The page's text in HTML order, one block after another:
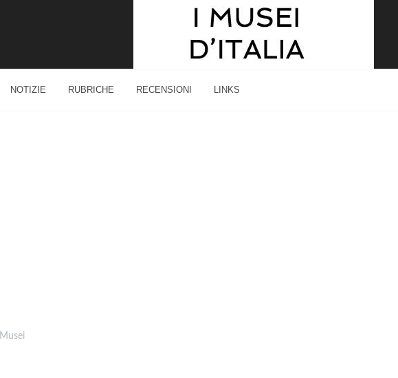
NOTIZIE RUBRICHE RECENSIONI LINKS
Musei